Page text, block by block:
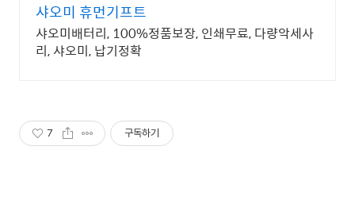
샤오미 휴먼기프트
샤오미배터리, 100%정품보장, 인쇄무료, 다량악세사
리, 샤오미, 납기정확
7 구독하기